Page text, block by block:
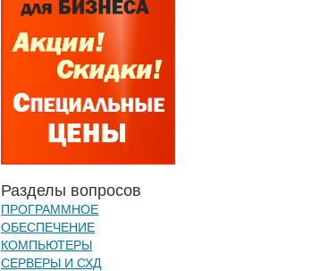
Разделы вопросов
ПРОГРАММНОЕ
ОБЕСПЕЧЕНИЕ
КОМПЬЮТЕРЫ
СЕРВЕРЫ И СХД